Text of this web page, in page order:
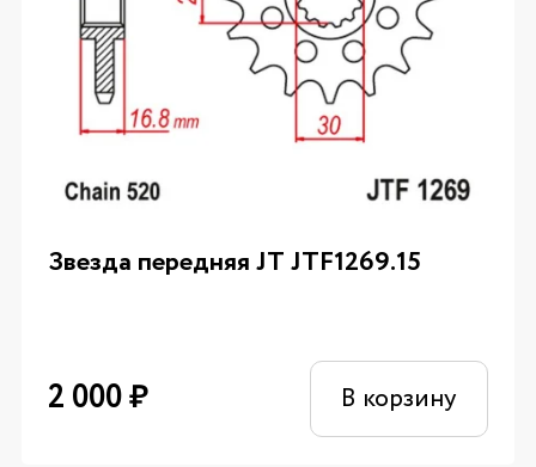
Звезда передняя JT JTF1269.15
2 000₽ В корзину